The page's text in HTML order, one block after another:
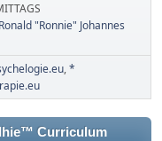
"Ronnie" Johannes
*
Curriculum